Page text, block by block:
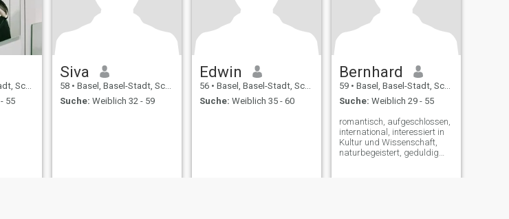
55
Siva
58 • Basel, Basel-Stadt, Schweiz
Suche: Weiblich 32 - 59
Edwin
56 • Basel, Basel-Stadt, Schweiz
Suche: Weiblich 35 - 60
Bernhard
59 • Basel, Basel-Stadt, Schweiz
Suche: Weiblich 29 - 55
romantisch, aufgeschlossen,
international, interessiert in
Kultur und Wissenschaft,
naturbegeistert, geduldig